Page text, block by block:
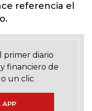
referencia el
primer diario
financiero de
un clic
APP